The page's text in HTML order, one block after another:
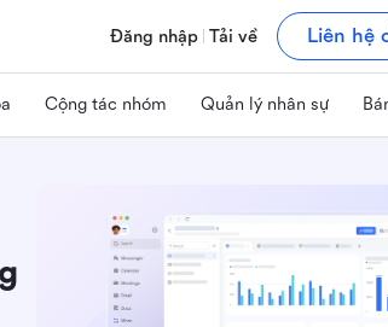
Đăng nhập Tải về Liên hệ
Cộng tác nhóm Quản lý nhân sự